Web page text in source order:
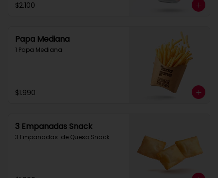
$2.100
Papa Mediana
1 Papa Mediana
$1.990
3 Empanadas Snack
3 Empanadas  de Queso Snack